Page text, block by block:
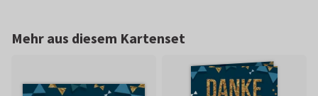
Mehr aus diesem Kartenset